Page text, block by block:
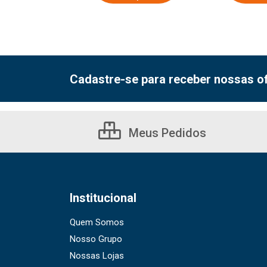
Cadastre-se para receber nossas
Meus Pedidos
Institucional
Quem Somos
Nosso Grupo
Nossas Lojas